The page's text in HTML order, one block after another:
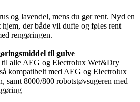
og lavendel, mens du gør rent. Nyd en
der både vil dufte og føles rent
rengøringen.
til gulve
til alle AEG og Electrolux Wet&Dry
kompatibelt med AEG og Electrolux
samt 8000/800 robotstøvsugeren med